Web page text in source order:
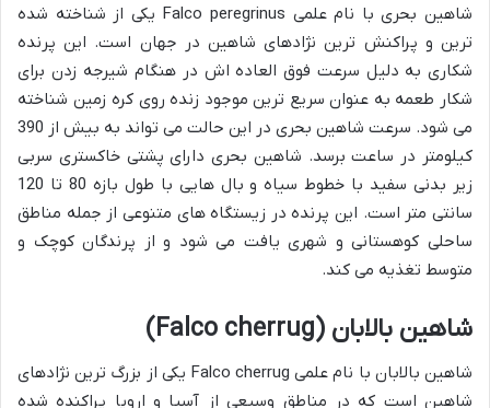
شاهین بحری با نام علمی Falco peregrinus یکی از شناخته شده
ترین و پراکنش ترین نژادهای شاهین در جهان است. این پرنده
شکاری به دلیل سرعت فوق العاده اش در هنگام شیرجه زدن برای
شکار طعمه به عنوان سریع ترین موجود زنده روی کره زمین شناخته
می شود. سرعت شاهین بحری در این حالت می تواند به بیش از 390
کیلومتر در ساعت برسد. شاهین بحری دارای پشتی خاکستری سربی
زیر بدنی سفید با خطوط سیاه و بال هایی با طول بازه 80 تا 120
سانتی متر است. این پرنده در زیستگاه های متنوعی از جمله مناطق
ساحلی کوهستانی و شهری یافت می شود و از پرندگان کوچک و
متوسط تغذیه می کند.
شاهین بالابان (Falco cherrug)
شاهین بالابان با نام علمی Falco cherrug یکی از بزرگ ترین نژادهای
شاهین است که در مناطق وسیعی از آسیا و اروپا پراکنده شده